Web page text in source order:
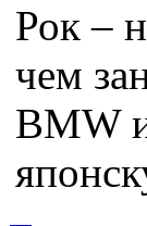
Рок –
чем
BMW